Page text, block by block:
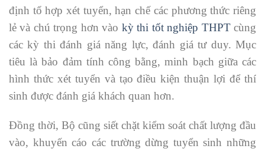
định tổ hợp xét tuyển, hạn chế các phương thức riêng
lẻ và chú trọng hơn vào kỳ thi tốt nghiệp THPTcùng
các kỳ thi đánh giá năng lực, đánh giá tư duy. Mục
tiêu là bảo đảm tính công bằng, minh bạch giữa các
hình thức xét tuyển và tạo điều kiện thuận lợi để thí
sinh được đánh giá khách quan hơn.
Đồng thời, Bộ cũng siết chặt kiểm soát chất lượng đầu
vào, khuyến cáo các trường dừng tuyển sinh những